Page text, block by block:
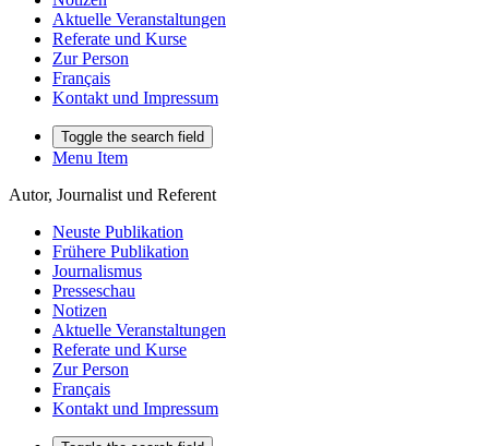
Aktuelle Veranstaltungen
Referate und Kurse
Zur Person
Français
Kontakt und Impressum
Toggle the search field
Menu Item
Autor, Journalist und Referent
Neuste Publikation
Frühere Publikation
Journalismus
Presseschau
Notizen
Aktuelle Veranstaltungen
Referate und Kurse
Zur Person
Français
Kontakt und Impressum